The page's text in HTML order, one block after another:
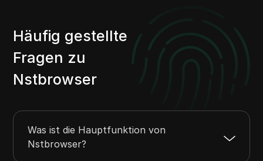
Häufig gestellte
Fragen zu
Nstbrowser
Was ist die Hauptfunktion von
Nstbrowser?